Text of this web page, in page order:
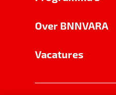
Over BNNVARA
Vacatures